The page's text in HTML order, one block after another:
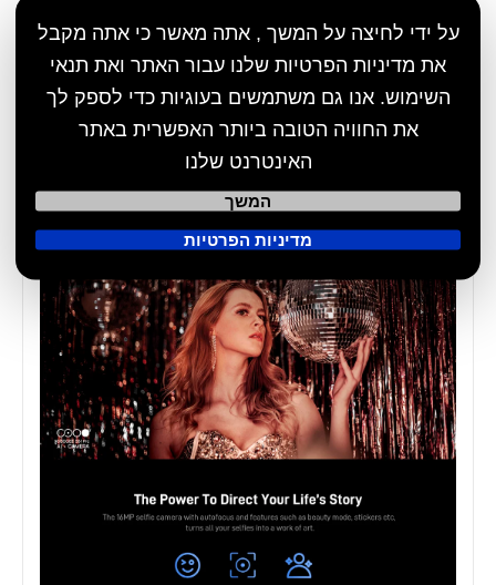
על ידי לחיצה על המשך , אתה מאשר כי אתה מקבל
את מדיניות הפרטיות שלנו עבור האתר ואת תנאי
השימוש. אנו גם משתמשים בעוגיות כדי לספק לך
את החוויה הטובה ביותר האפשרית באתר
האינטרנט שלנו
המשך
מדיניות הפרטיות